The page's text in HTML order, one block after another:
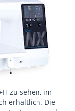
zu sehen, im
erhältlich. Die